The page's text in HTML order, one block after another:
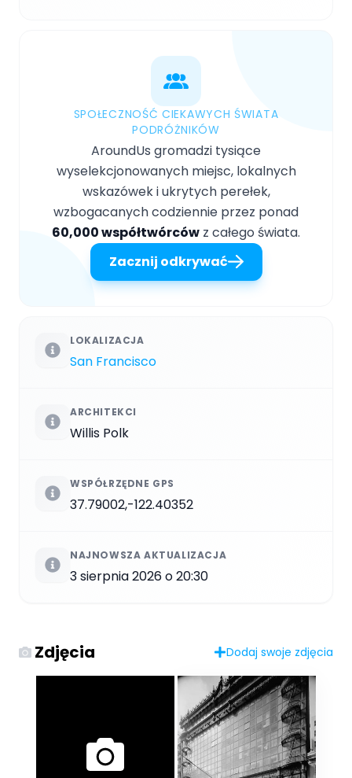
SPOŁECZNOŚĆ CIEKAWYCH ŚWIATA
PODRÓŻNIKÓW
AroundUs gromadzi tysiące
wyselekcjonowanych miejsc, lokalnych
wskazówek i ukrytych perełek,
wzbogacanych codziennie przez ponad
60,000 współtwórców z całego świata.
Zacznij odkrywać
LOKALIZACJA
San Francisco
ARCHITEKCI
Willis Polk
WSPÓŁRZĘDNE GPS
37.79002,-122.40352
NAJNOWSZA AKTUALIZACJA
3 sierpnia 2026 o 20:30
Zdjęcia Dodaj swoje zdjęcia